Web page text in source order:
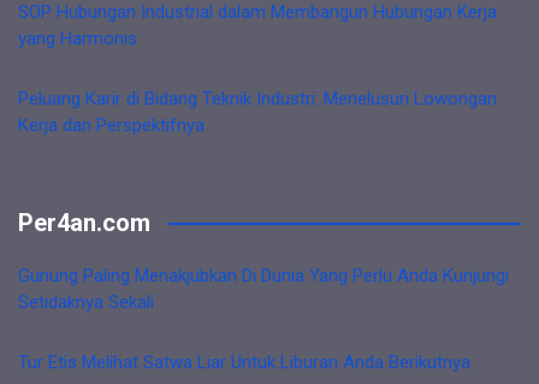
SOP Hubungan Industrial dalam Membangun Hubungan Kerja
yang Harmonis
Peluang Karir di Bidang Teknik Industri: Menelusuri Lowongan
Kerja dan Perspektifnya
Per4an.com
Gunung Paling Menakjubkan Di Dunia Yang Perlu Anda Kunjungi
Setidaknya Sekali
Tur Etis Melihat Satwa Liar Untuk Liburan Anda Berikutnya